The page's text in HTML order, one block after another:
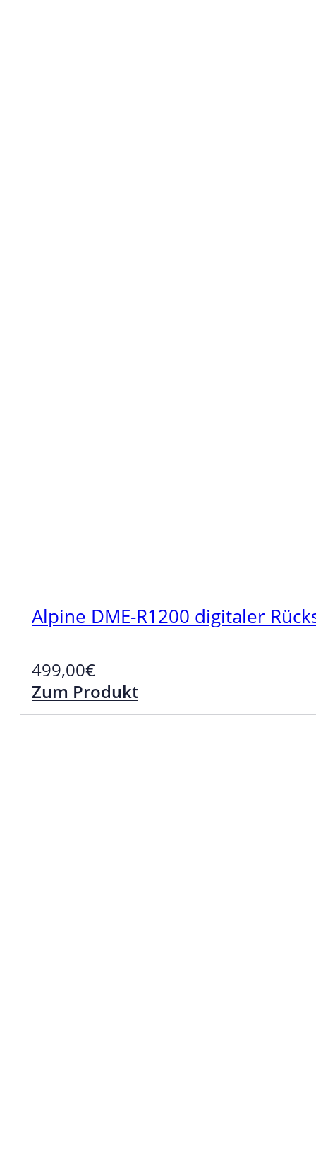
Alpine DME-R1200 digitaler
499,00€
Zum Produkt